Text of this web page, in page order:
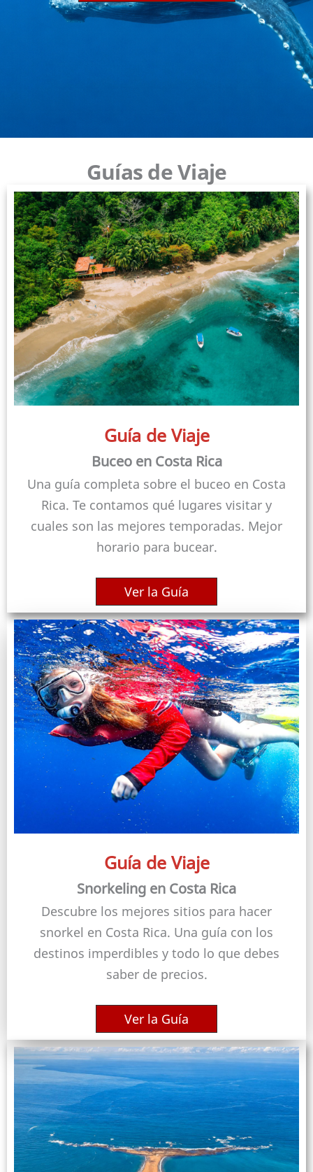
Guías de Viaje
Guía de Viaje
Buceo en Costa Rica
Una guía completa sobre el buceo en Costa
Rica. Te contamos qué lugares visitar y
cuales son las mejores temporadas. Mejor
horario para bucear.
Ver la Guía
Guía de Viaje
Snorkeling en Costa Rica
Descubre los mejores sitios para hacer
snorkel en Costa Rica. Una guía con los
destinos imperdibles y todo lo que debes
saber de precios.
Ver la Guía